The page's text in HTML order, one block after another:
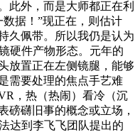
此外，而是大师都正在利
据！”现正在，则估计
久佩带。所以我仍是认为
硬件产物形态。元年的
放置正在左侧镜腿，能够
需要处理的焦点手艺难
，热（热闹）看冷（沉
磅礴旧事的概念或立场，
达到李飞飞团队提出的